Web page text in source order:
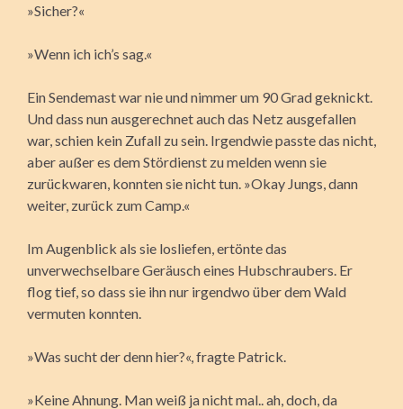
»Sicher?«
»Wenn ich ich’s sag.«
Ein Sendemast war nie und nimmer um 90 Grad geknickt.
Und dass nun ausgerechnet auch das Netz ausgefallen
war, schien kein Zufall zu sein. Irgendwie passte das nicht,
aber außer es dem Stördienst zu melden wenn sie
zurückwaren, konnten sie nicht tun. »Okay Jungs, dann
weiter, zurück zum Camp.«
Im Augenblick als sie losliefen, ertönte das
unverwechselbare Geräusch eines Hubschraubers. Er
flog tief, so dass sie ihn nur irgendwo über dem Wald
vermuten konnten.
»Was sucht der denn hier?«, fragte Patrick.
»Keine Ahnung. Man weiß ja nicht mal.. ah, doch, da